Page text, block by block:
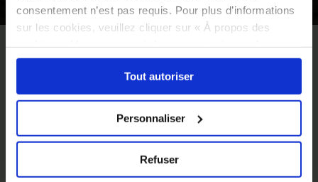
consentement n’est pas requis. Pour plus d’informations
sur les cookies, veuillez cliquer sur « À propos des
sélectionner les cookies selon les finalités via l'onglet
« Détails ». À tout moment, vous pouvez modifier votre
choix en cliquant sur le lien « Cookies » en bas des
Tout autoriser
Personnaliser
Refuser
©
ACCUEIL À VOIR VOYAGE DANS LE VIGNOBLE
Balade à Haute-
Goulaine